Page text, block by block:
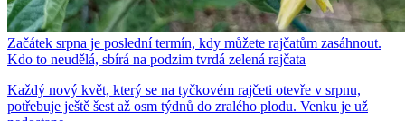
Začátek srpna je poslední termín, kdy můžete rajčatům zasáhnout.
Kdo to neudělá, sbírá na podzim tvrdá zelená rajčata
Každý nový květ, který se na tyčkovém rajčeti otevře v srpnu,
potřebuje ještě šest až osm týdnů do zralého plodu. Venku je už